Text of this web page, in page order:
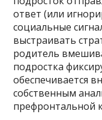
ответ (или
социальные
выстраивать
родитель
подростка
обеспечивается
собственным
префронтальной